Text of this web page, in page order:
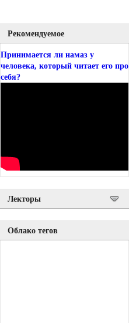
Рекомендуемое
Принимается ли намаз у
человека, который читает его про
себя?
Лекторы
Облако тегов